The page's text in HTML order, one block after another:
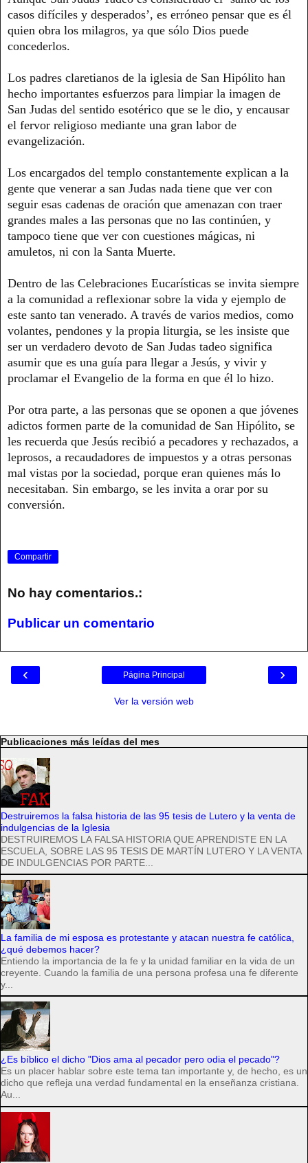
casos difíciles y desperados’, es erróneo pensar que es él
quien obra los milagros, ya que sólo Dios puede
concederlos.
Los padres claretianos de la iglesia de San Hipólito han
hecho importantes esfuerzos para limpiar la imagen de
San Judas del sentido esotérico que se le dio, y encausar
el fervor religioso mediante una gran labor de
evangelización.
Los encargados del templo constantemente explican a la
gente que venerar a san Judas nada tiene que ver con
seguir esas cadenas de oración que amenazan con traer
grandes males a las personas que no las continúen, y
tampoco tiene que ver con cuestiones mágicas, ni
amuletos, ni con la Santa Muerte.
Dentro de las Celebraciones Eucarísticas se invita siempre
a la comunidad a reflexionar sobre la vida y ejemplo de
este santo tan venerado. A través de varios medios, como
volantes, pendones y la propia liturgia, se les insiste que
ser un verdadero devoto de San Judas tadeo significa
asumir que es una guía para llegar a Jesús, y vivir y
proclamar el Evangelio de la forma en que él lo hizo.
Por otra parte, a las personas que se oponen a que jóvenes
adictos formen parte de la comunidad de San Hipólito, se
les recuerda que Jesús recibió a pecadores y rechazados, a
leprosos, a recaudadores de impuestos y a otras personas
mal vistas por la sociedad, porque eran quienes más lo
necesitaban. Sin embargo, se les invita a orar por su
conversión.
Compartir
No hay comentarios.:
Publicar un comentario
‹ ›
Página Principal
Ver la versión web
Publicaciones más leídas del mes
Destruiremos la falsa historia de las 95 tesis de Lutero y la venta de
indulgencias de la Iglesia
DESTRUIREMOS LA FALSA HISTORIA QUE APRENDISTE EN LA
ESCUELA, SOBRE LAS 95 TESIS DE MARTÍN LUTERO Y LA VENTA
DE INDULGENCIAS POR PARTE...
La familia de mi esposa es protestante y atacan nuestra fe católica,
¿qué debemos hacer?
Entiendo la importancia de la fe y la unidad familiar en la vida de un
creyente. Cuando la familia de una persona profesa una fe diferente
y...
¿Es bíblico el dicho "Dios ama al pecador pero odia el pecado"?
Es un placer hablar sobre este tema tan importante y, de hecho, es un
dicho que refleja una verdad fundamental en la enseñanza cristiana.
Au...